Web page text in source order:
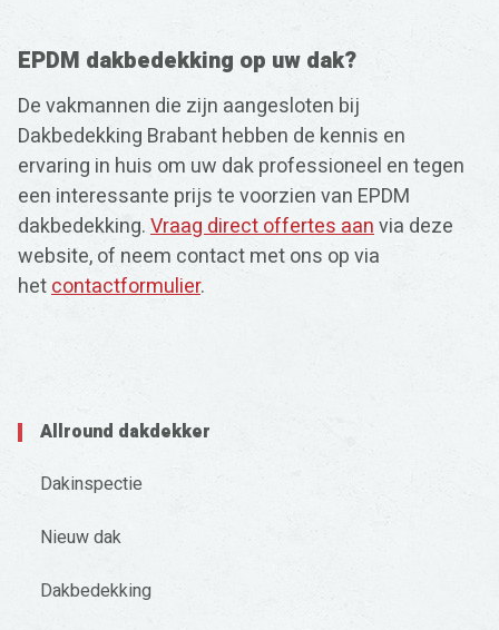
EPDM dakbedekking op uw dak?
De vakmannen die zijn aangesloten bij
Dakbedekking Brabant hebben de kennis en
ervaring in huis om uw dak professioneel en tegen
een interessante prijs te voorzien van EPDM
dakbedekking.Vraag direct offertes aanvia deze
website, of neem contact met ons op via
hetcontactformulier.
Allround dakdekker
Dakinspectie
Nieuw dak
Dakbedekking